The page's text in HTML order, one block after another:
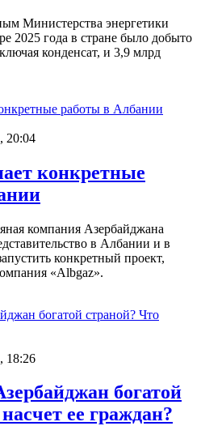
Министерства энергетики
2025 года в стране было добыто
конденсат, и 3,9 млрд
20:04
конкретные
компания Азербайджана
в Албании и в
конкретный проект,
«Albgaz».
18:26
богатой
ее граждан?